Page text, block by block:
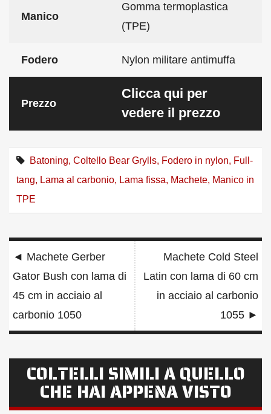
Manico
Gomma termoplastica
(TPE)
Fodero Nylon militare antimuffa
Prezzo
Clicca qui per
vedere il prezzo
Batoning, Coltello Bear Grylls, Fodero in nylon, Full-
tang, Lama al carbonio, Lama fissa, Machete, Manico in
TPE
Navigazione
articoli
◄ Machete Gerber
Gator Bush con lama di
45 cm in acciaio al
carbonio 1050
Machete Cold Steel
Latin con lama di 60 cm
in acciaio al carbonio
1055 ►
COLTELLI SIMILI A QUELLO
CHE HAI APPENA VISTO